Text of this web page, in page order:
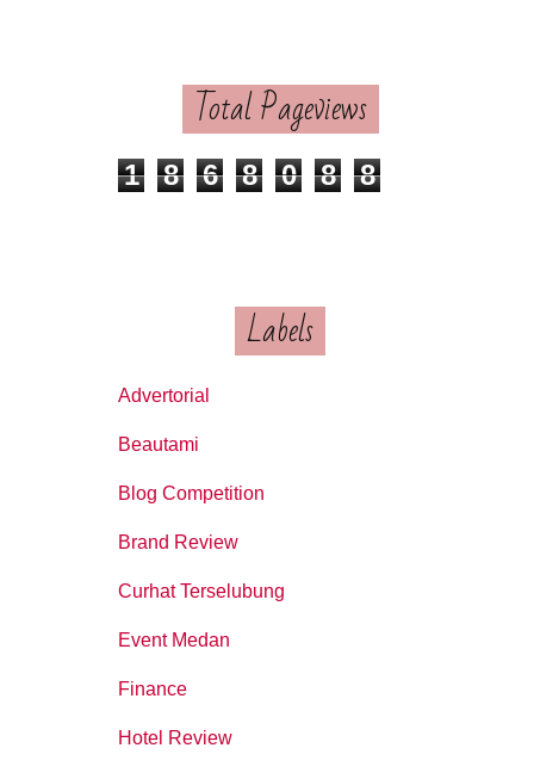
Total Pageviews
1 8 6 8 0 8 8
Labels
Advertorial
Beautami
Blog Competition
Brand Review
Curhat Terselubung
Event Medan
Finance
Hotel Review